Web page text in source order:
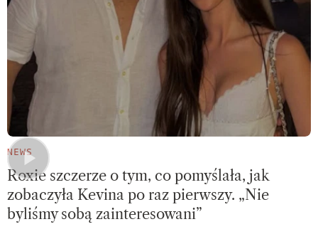
NEWS
Roxie szczerze o tym, co pomyślała, jak
zobaczyła Kevina po raz pierwszy. „Nie
byliśmy sobą zainteresowani”